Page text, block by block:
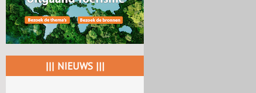
||| NIEUWS |||